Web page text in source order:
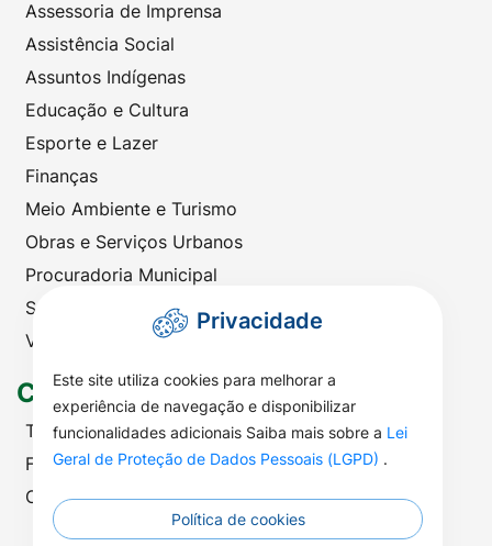
Assessoria de Imprensa
Assistência Social
Assuntos Indígenas
Educação e Cultura
Esporte e Lazer
Finanças
Meio Ambiente e Turismo
Obras e Serviços Urbanos
Procuradoria Municipal
Saúde
Viação e Transportes
Contato
Telefones Úteis
Fale com a Prefeitura
Ouvidoria | SIC
Privacidade
Este site utiliza cookies para melhorar a
experiência de navegação e disponibilizar
funcionalidades adicionais Saiba mais sobre a Lei
Geral de Proteção de Dados Pessoais (LGPD) .
Política de cookies